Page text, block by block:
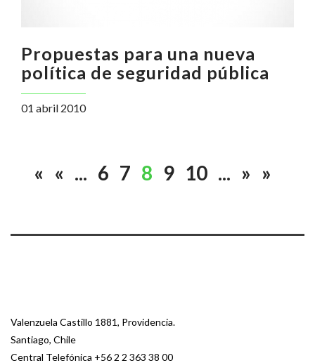
Propuestas para una nueva
política de seguridad pública
01 abril 2010
« « ... 6 7 8 9 10 ... » »
Valenzuela Castillo 1881, Providencia.
Santiago, Chile
Central Telefónica +56 2 2 363 38 00